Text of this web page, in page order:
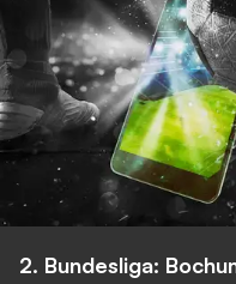
2. Bundesliga: